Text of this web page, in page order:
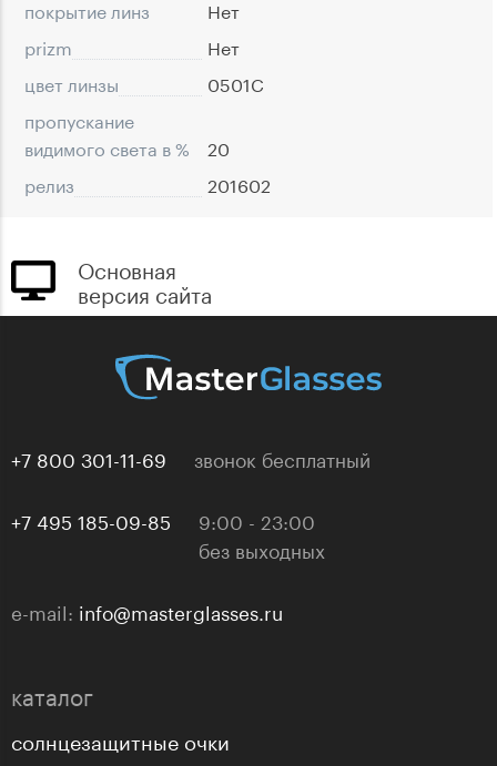
покрытие линз
Нет
prizm
Нет
цвет линзы
0501C
пропускание
видимого света в %
20
релиз
201602
Основная
версия сайта
+7 800 301-11-69 звонок бесплатный
+7 495 185-09-85
9:00 - 23:00
без выходных
e-mail: info@masterglasses.ru
каталог
солнцезащитные очки